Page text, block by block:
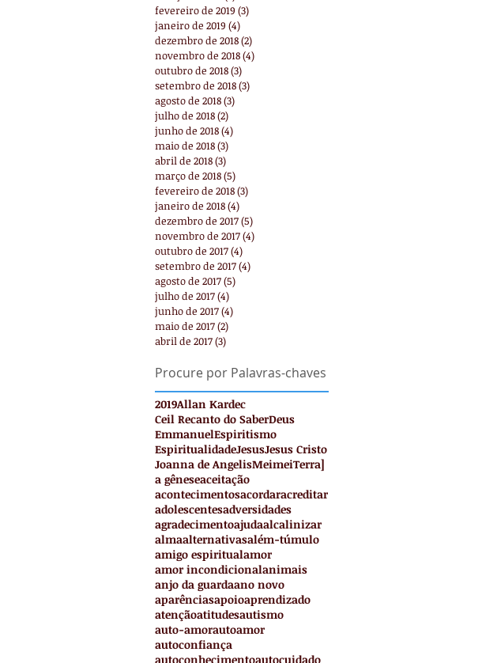
fevereiro de 2019 (3)
janeiro de 2019 (4)
dezembro de 2018(2)
novembro de 2018(4)
outubro de 2018(3)
setembro de 2018(3)
agosto de 2018(3)
julho de 2018(2)
junho de 2018(4)
maio de 2018(3)
abril de 2018(3)
março de 2018(5)
fevereiro de 2018(3)
janeiro de 2018(4)
dezembro de 2017(5)
novembro de 2017(4)
outubro de 2017(4)
setembro de 2017(4)
agosto de 2017(5)
julho de 2017(4)
junho de 2017(4)
maio de 2017(2)
abril de 2017(3)
Procure por Palavras-chaves
2019Allan Kardec
Ceil Recanto do SaberDeus
EmmanuelEspiritismo
EspiritualidadeJesusJesus Cristo
Joanna de AngelisMeimeiTerra]
a gêneseaceitação
acontecimentosacordaracreditar
adolescentesadversidades
agradecimentoajudaalcalinizar
almaalternativasalém-túmulo
amigo espiritualamor
amor incondicionalanimais
anjo da guardaano novo
aparênciasapoioaprendizado
atençãoatitudesautismo
auto-amorautoamor
autoconfiança
autoconhecimentoautocuidado